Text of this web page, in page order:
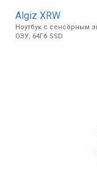
Algiz XRW
Ноутбук с сенсорным
ОЗУ, 64Гб SSD